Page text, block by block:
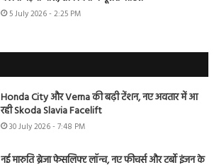
5 July 2026 - 2:25 PM
Honda City और Verna की बढ़ी टेंशन, नए अवतार में आ
रही Skoda Slavia Facelift
30 July 2026 - 7:48 PM
नई मारुति ब्रेजा फेसलिफ्ट लॉन्च, नए फीचर्स और टर्बो इंजन के